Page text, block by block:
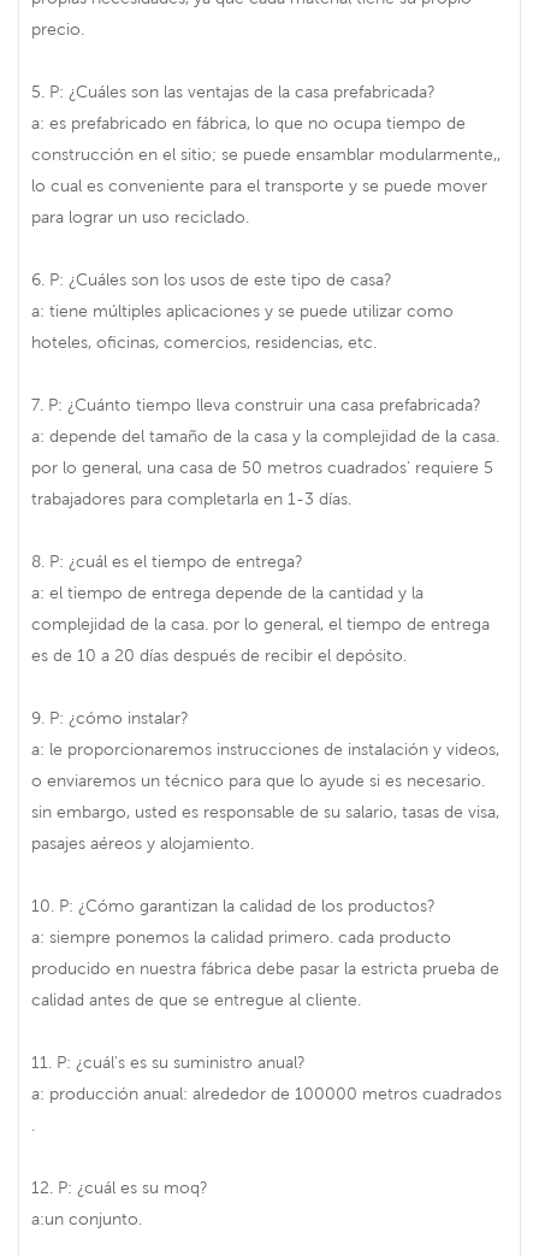
precio.
5. P: ¿Cuáles son las ventajas de la casa prefabricada?
a: es prefabricado en fábrica, lo que no ocupa tiempo de
construcción en el sitio; se puede ensamblar modularmente,,
lo cual es conveniente para el transporte y se puede mover
para lograr un uso reciclado.
6. P: ¿Cuáles son los usos de este tipo de casa?
a: tiene múltiples aplicaciones y se puede utilizar como
hoteles, oficinas, comercios, residencias, etc.
7. P: ¿Cuánto tiempo lleva construir una casa prefabricada?
a: depende del tamaño de la casa y la complejidad de la casa.
por lo general, una casa de 50 metros cuadrados' requiere 5
trabajadores para completarla en 1-3 días.
8. P: ¿cuál es el tiempo de entrega?
a: el tiempo de entrega depende de la cantidad y la
complejidad de la casa. por lo general, el tiempo de entrega
es de 10 a 20 días después de recibir el depósito.
9. P: ¿cómo instalar?
a: le proporcionaremos instrucciones de instalación y videos,
o enviaremos un técnico para que lo ayude si es necesario.
sin embargo, usted es responsable de su salario, tasas de visa,
pasajes aéreos y alojamiento.
10. P: ¿Cómo garantizan la calidad de los productos?
a: siempre ponemos la calidad primero. cada producto
producido en nuestra fábrica debe pasar la estricta prueba de
calidad antes de que se entregue al cliente.
11. P: ¿cuál's es su suministro anual?
a: producción anual: alrededor de 100000 metros cuadrados
.
12. P: ¿cuál es su moq?
a:un conjunto.